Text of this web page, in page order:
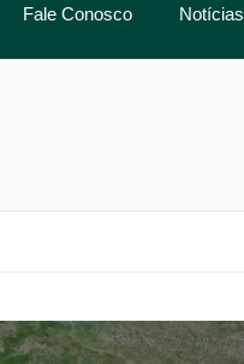
Fale Conosco Notícias